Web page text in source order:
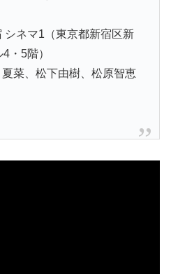
シネマ1（東京都新宿区新
・5階）
菜、松下由樹、松原智恵